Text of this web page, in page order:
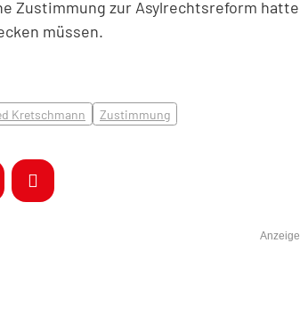
Zustimmung zur Asylrechtsreform hatte
müssen.
Kretschmann Zustimmung
Anzeige